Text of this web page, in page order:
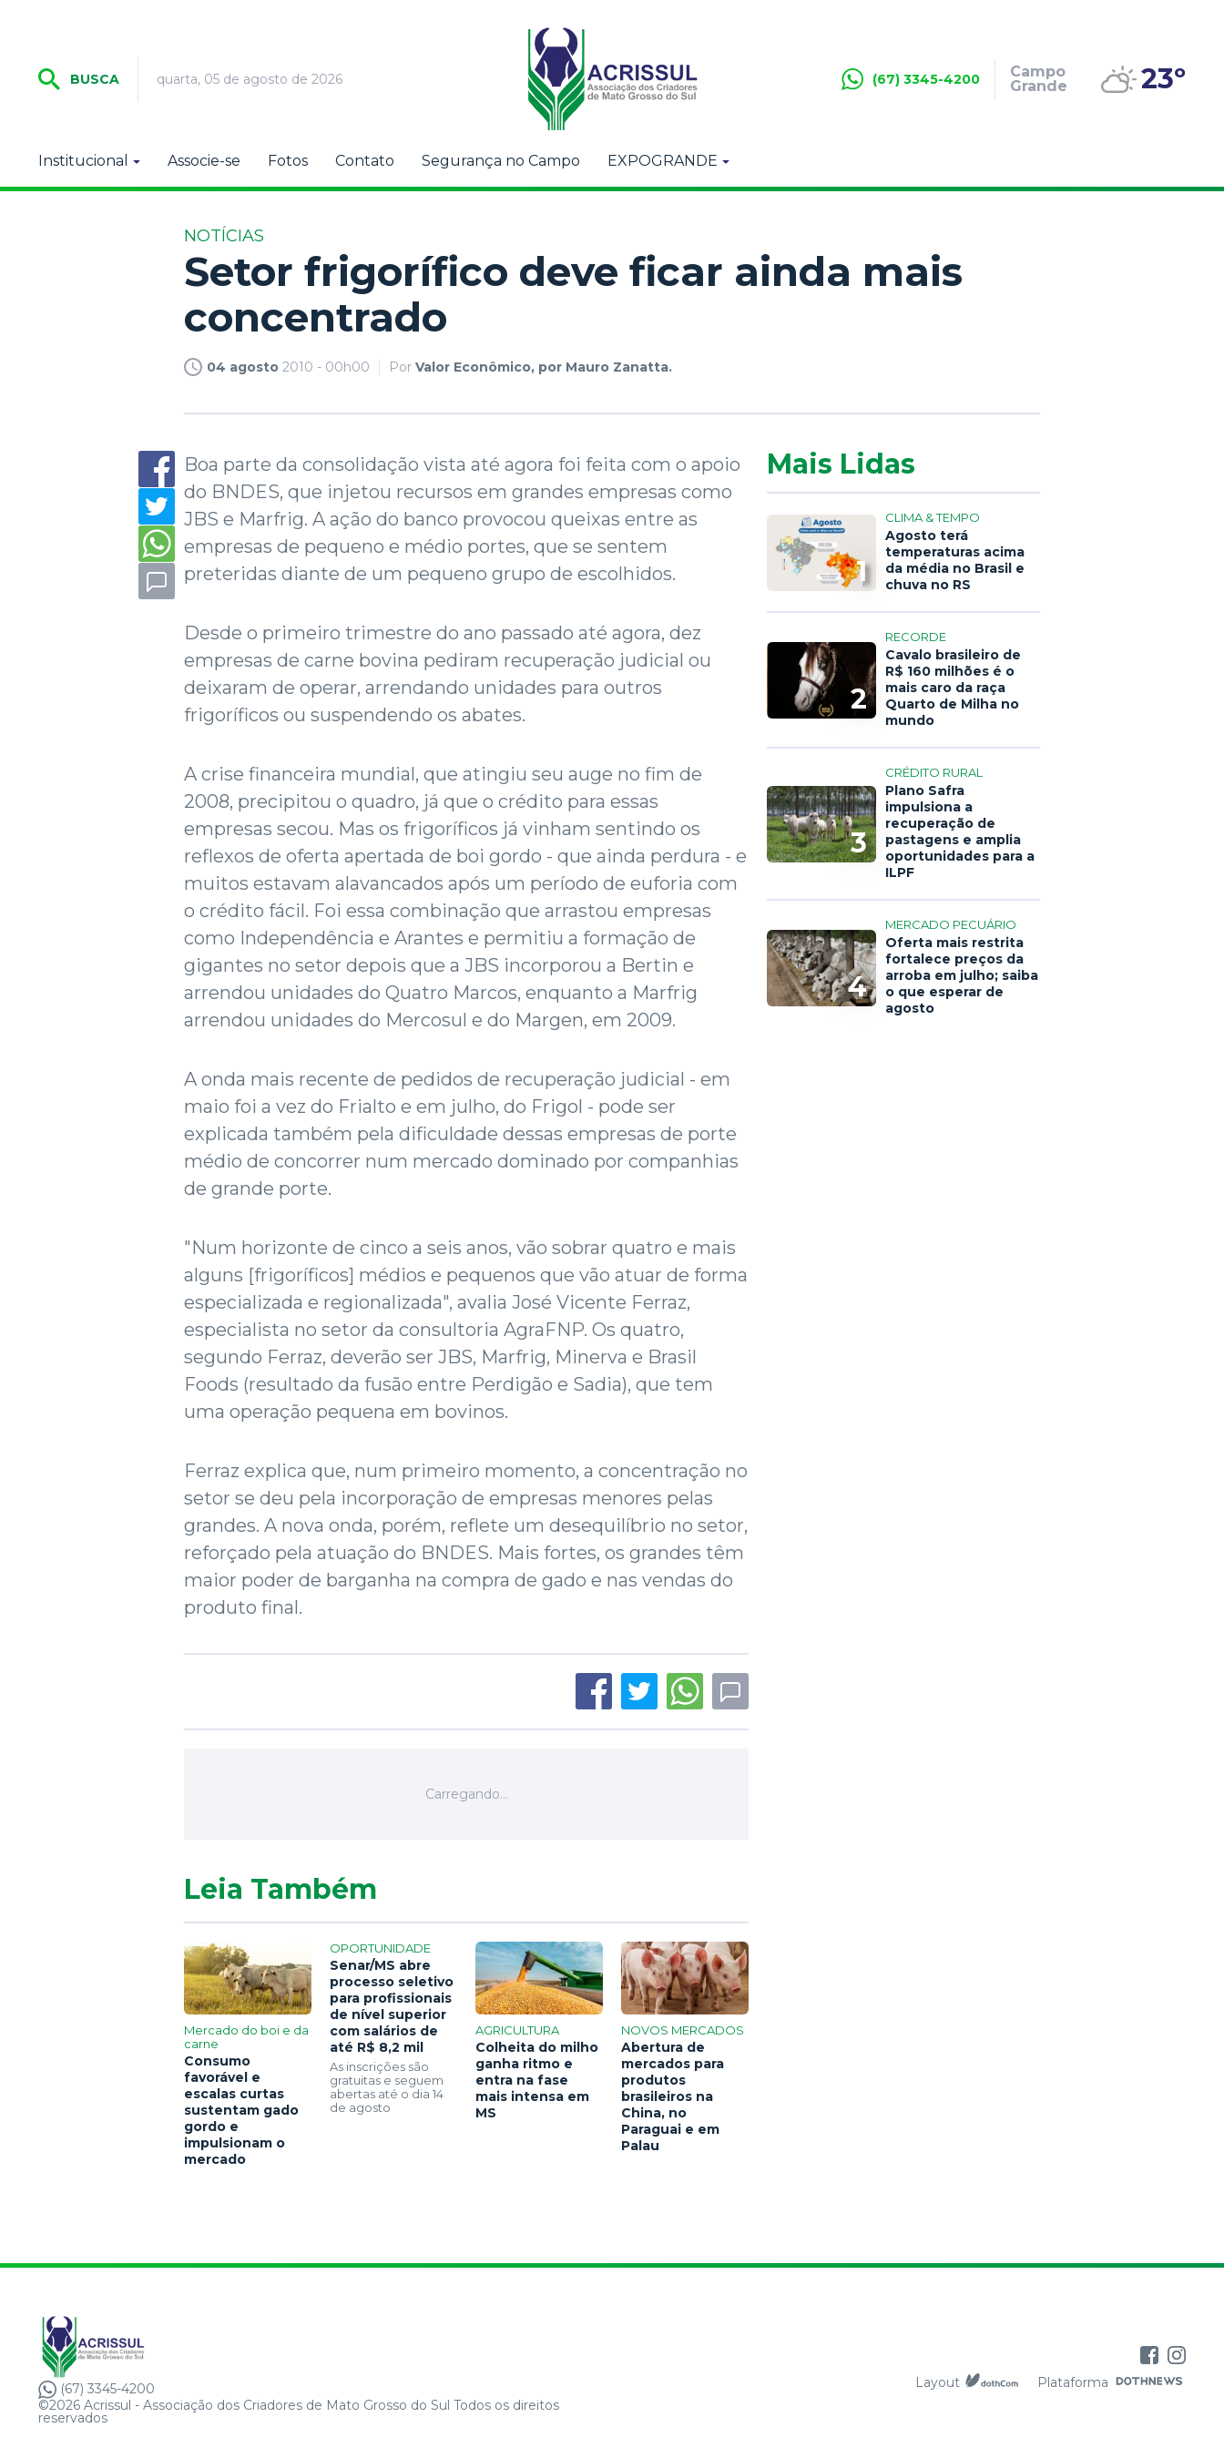
BUSCA quarta, 05 de agosto de 2026 (67) 3345-4200
Campo
Grande
23º
Institucional Associe-se Fotos Contato Segurança no Campo EXPOGRANDE
NOTÍCIAS
Setor frigorífico deve ficar ainda mais
concentrado
04 agosto 2010 - 00h00 Por Valor Econômico, por Mauro Zanatta.
Boa parte da consolidação vista até agora foi feita com o apoio
do BNDES, que injetou recursos em grandes empresas como
JBS e Marfrig. A ação do banco provocou queixas entre as
empresas de pequeno e médio portes, que se sentem
preteridas diante de um pequeno grupo de escolhidos.
Desde o primeiro trimestre do ano passado até agora, dez
empresas de carne bovina pediram recuperação judicial ou
deixaram de operar, arrendando unidades para outros
frigoríficos ou suspendendo os abates.
A crise financeira mundial, que atingiu seu auge no fim de
2008, precipitou o quadro, já que o crédito para essas
empresas secou. Mas os frigoríficos já vinham sentindo os
reflexos de oferta apertada de boi gordo - que ainda perdura - e
muitos estavam alavancados após um período de euforia com
o crédito fácil. Foi essa combinação que arrastou empresas
como Independência e Arantes e permitiu a formação de
gigantes no setor depois que a JBS incorporou a Bertin e
arrendou unidades do Quatro Marcos, enquanto a Marfrig
arrendou unidades do Mercosul e do Margen, em 2009.
A onda mais recente de pedidos de recuperação judicial - em
maio foi a vez do Frialto e em julho, do Frigol - pode ser
explicada também pela dificuldade dessas empresas de porte
médio de concorrer num mercado dominado por companhias
de grande porte.
"Num horizonte de cinco a seis anos, vão sobrar quatro e mais
alguns [frigoríficos] médios e pequenos que vão atuar de forma
especializada e regionalizada", avalia José Vicente Ferraz,
especialista no setor da consultoria AgraFNP. Os quatro,
segundo Ferraz, deverão ser JBS, Marfrig, Minerva e Brasil
Foods (resultado da fusão entre Perdigão e Sadia), que tem
uma operação pequena em bovinos.
Ferraz explica que, num primeiro momento, a concentração no
setor se deu pela incorporação de empresas menores pelas
grandes. A nova onda, porém, reflete um desequilíbrio no setor,
reforçado pela atuação do BNDES. Mais fortes, os grandes têm
maior poder de barganha na compra de gado e nas vendas do
produto final.
Mais Lidas
1
CLIMA & TEMPO
Agosto terá
temperaturas acima
da média no Brasil e
chuva no RS
2
RECORDE
Cavalo brasileiro de
R$ 160 milhões é o
mais caro da raça
Quarto de Milha no
mundo
3
CRÉDITO RURAL
Plano Safra
impulsiona a
recuperação de
pastagens e amplia
oportunidades para a
ILPF
4
MERCADO PECUÁRIO
Oferta mais restrita
fortalece preços da
arroba em julho; saiba
o que esperar de
agosto
Leia Também
Mercado do boi e da
carne
Consumo
favorável e
escalas curtas
sustentam gado
gordo e
impulsionam o
mercado
OPORTUNIDADE
Senar/MS abre
processo seletivo
para profissionais
de nível superior
com salários de
até R$ 8,2 mil
As inscrições são
gratuitas e seguem
abertas até o dia 14
de agosto
AGRICULTURA
Colheita do milho
ganha ritmo e
entra na fase
mais intensa em
MS
NOVOS MERCADOS
Abertura de
mercados para
produtos
brasileiros na
China, no
Paraguai e em
Palau
(67) 3345-4200
©2026 Acrissul - Associação dos Criadores de Mato Grosso do Sul Todos os direitos
reservados
Layout Plataforma